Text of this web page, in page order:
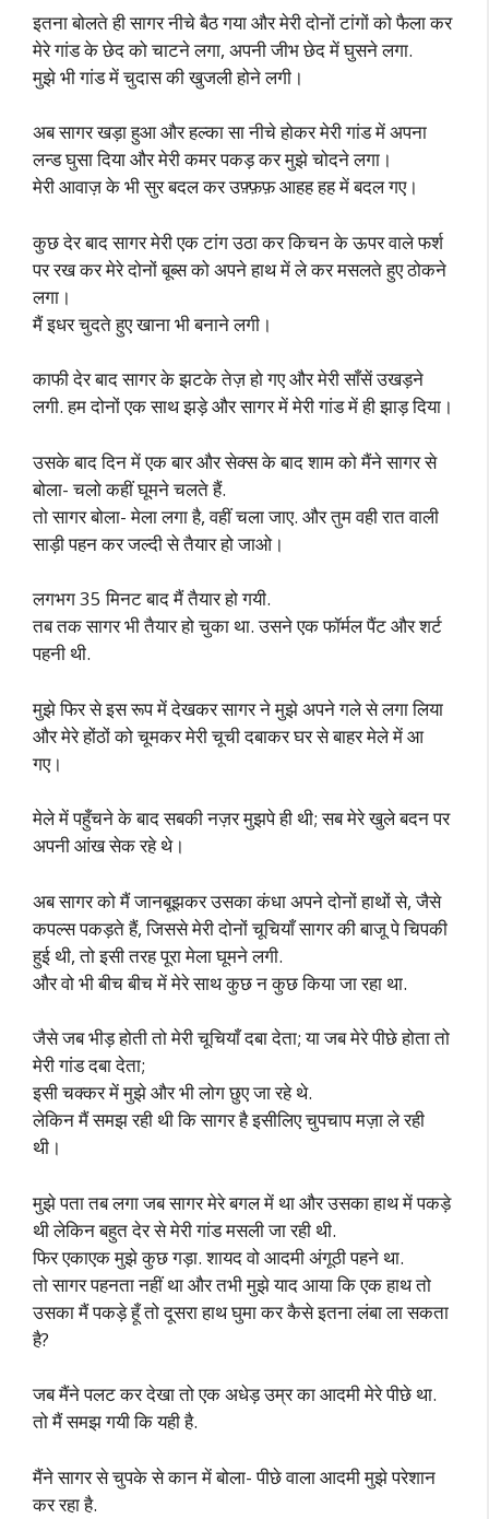
इतना बोलते ही सागर नीचे बैठ गया और मेरी दोनों टांगों को फैला कर
मेरे गांड के छेद को चाटने लगा, अपनी जीभ छेद में घुसने लगा.
मुझे भी गांड में चुदास की खुजली होने लगी।
अब सागर खड़ा हुआ और हल्का सा नीचे होकर मेरी गांड में अपना
लन्ड घुसा दिया और मेरी कमर पकड़ कर मुझे चोदने लगा।
मेरी आवाज़ के भी सुर बदल कर उफ़्फ़फ़ आहह हह में बदल गए।
कुछ देर बाद सागर मेरी एक टांग उठा कर किचन के ऊपर वाले फर्श
पर रख कर मेरे दोनों बूब्स को अपने हाथ में ले कर मसलते हुए ठोकने
लगा।
मैं इधर चुदते हुए खाना भी बनाने लगी।
काफी देर बाद सागर के झटके तेज़ हो गए और मेरी साँसें उखड़ने
लगी. हम दोनों एक साथ झड़े और सागर में मेरी गांड में ही झाड़ दिया।
उसके बाद दिन में एक बार और सेक्स के बाद शाम को मैंने सागर से
बोला- चलो कहीं घूमने चलते हैं.
तो सागर बोला- मेला लगा है, वहीं चला जाए. और तुम वही रात वाली
साड़ी पहन कर जल्दी से तैयार हो जाओ।
लगभग 35 मिनट बाद मैं तैयार हो गयी.
तब तक सागर भी तैयार हो चुका था. उसने एक फॉर्मल पैंट और शर्ट
पहनी थी.
मुझे फिर से इस रूप में देखकर सागर ने मुझे अपने गले से लगा लिया
और मेरे होंठों को चूमकर मेरी चूची दबाकर घर से बाहर मेले में आ
गए।
मेले में पहुँचने के बाद सबकी नज़र मुझपे ही थी; सब मेरे खुले बदन पर
अपनी आंख सेक रहे थे।
अब सागर को मैं जानबूझकर उसका कंधा अपने दोनों हाथों से, जैसे
कपल्स पकड़ते हैं, जिससे मेरी दोनों चूचियाँ सागर की बाजू पे चिपकी
हुई थी, तो इसी तरह पूरा मेला घूमने लगी.
और वो भी बीच बीच में मेरे साथ कुछ न कुछ किया जा रहा था.
जैसे जब भीड़ होती तो मेरी चूचियाँ दबा देता; या जब मेरे पीछे होता तो
मेरी गांड दबा देता;
इसी चक्कर में मुझे और भी लोग छुए जा रहे थे.
लेकिन मैं समझ रही थी कि सागर है इसीलिए चुपचाप मज़ा ले रही
थी।
मुझे पता तब लगा जब सागर मेरे बगल में था और उसका हाथ में पकड़े
थी लेकिन बहुत देर से मेरी गांड मसली जा रही थी.
फिर एकाएक मुझे कुछ गड़ा. शायद वो आदमी अंगूठी पहने था.
तो सागर पहनता नहीं था और तभी मुझे याद आया कि एक हाथ तो
उसका मैं पकड़े हूँ तो दूसरा हाथ घुमा कर कैसे इतना लंबा ला सकता
है?
जब मैंने पलट कर देखा तो एक अधेड़ उम्र का आदमी मेरे पीछे था.
तो मैं समझ गयी कि यही है.
मैंने सागर से चुपके से कान में बोला- पीछे वाला आदमी मुझे परेशान
कर रहा है.